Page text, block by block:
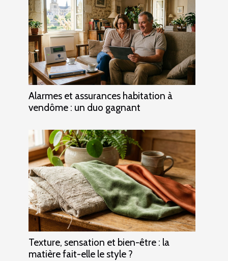
Alarmes et assurances habitation à
vendôme : un duo gagnant
Texture, sensation et bien-être : la
matière fait-elle le style ?